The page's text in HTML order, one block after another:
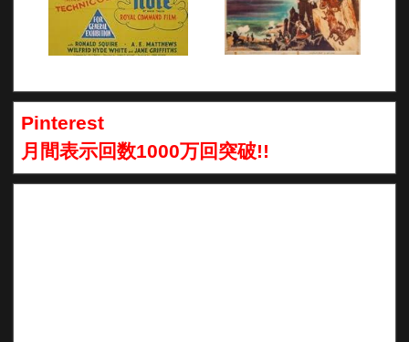
Pinterest
月間表示回数1000万回突破!!